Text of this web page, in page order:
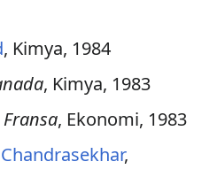
, Kimya, 1984
, Kimya, 1983
Fransa, Ekonomi, 1983
,